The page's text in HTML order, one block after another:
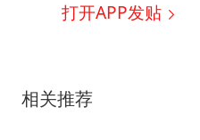
打开APP发贴
相关推荐